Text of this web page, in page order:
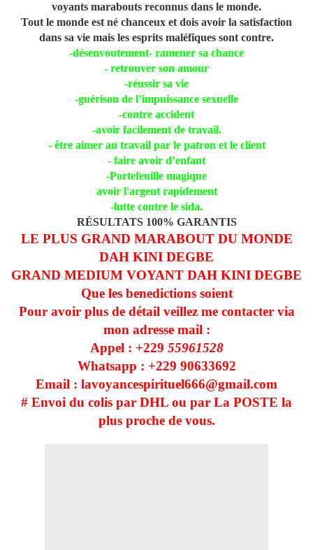
voyants marabouts reconnus dans le monde.
Tout le monde est né chanceux et dois avoir la satisfaction
dans sa vie mais les esprits maléfiques sont contre.
-désenvoutement- ramener sa chance
- retrouver son amour
-réussir sa vie
-guérison de l’impuissance sexuelle
-contre accident
-avoir facilement de travail.
- être aimer au travail par le patron et le client
- faire avoir d’enfant
-Portefeuille magique
avoir l'argent rapidement
-lutte contre le sida.
RÉSULTATS 100% GARANTIS
LE PLUS GRAND MARABOUT DU MONDE
DAH KINI DEGBE
GRAND MEDIUM VOYANT DAH KINI DEGBE
Que les benedictions soient
Pour avoir plus de détail veillez me contacter via
mon adresse mail :
Appel : +229 55961528
Whatsapp : +229 90633692
Email : lavoyancespirituel666@gmail.com
# Envoi du colis par DHL ou par La POSTE la
plus proche de vous.